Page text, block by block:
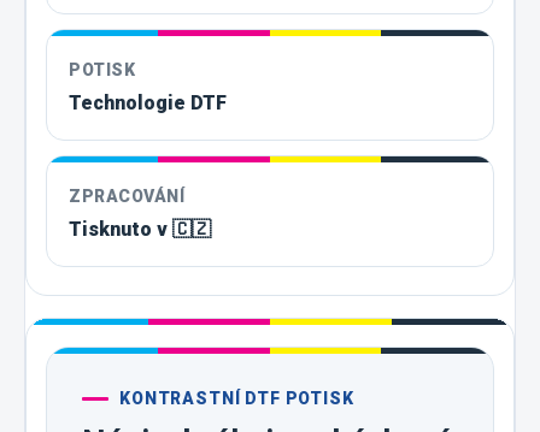
POTISK
Technologie DTF
ZPRACOVÁNÍ
Tisknuto v 🇨🇿
KONTRASTNÍ DTF POTISK